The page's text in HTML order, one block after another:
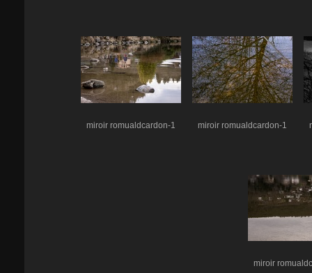
miroir romualdcardon-1 miroir romualdcardon-1
miroir